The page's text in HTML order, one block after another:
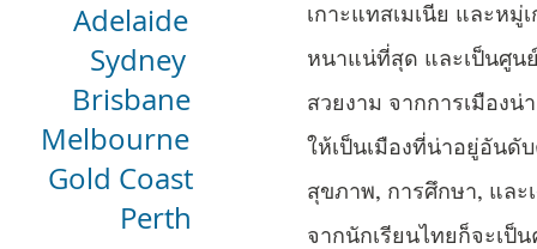
Adelaide
Sydney
Brisbane
Melbourne
Gold Coast
Perth
เกาะแทสเมเนีย และหมู่
หนาแน่ที่สุด และเป็นศูน
สวยงาม จากการเมืองน่
ให้เป็นเมืองที่น่าอยู่อันดั
สุขภาพ, การศึกษา, และ
จากนักเรียนไทยก็จะเป็